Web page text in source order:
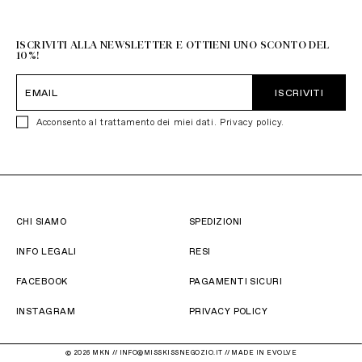
ISCRIVITI ALLA NEWSLETTER E OTTIENI UNO SCONTO DEL
10%!
ISCRIVITI
Acconsento al trattamento dei miei dati. Privacy policy.
CHI SIAMO
INFO LEGALI
FACEBOOK
INSTAGRAM
SPEDIZIONI
RESI
PAGAMENTI SICURI
PRIVACY POLICY
© 2026 MKN // INFO@MISSKISSNEGOZIO.IT // MADE IN EVOLVE